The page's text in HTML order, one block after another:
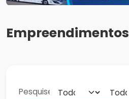
Empreendimentos